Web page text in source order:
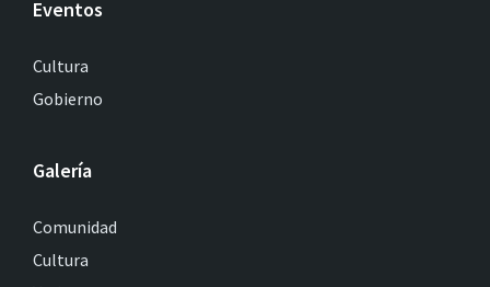
Eventos
Cultura
Gobierno
Galería
Comunidad
Cultura